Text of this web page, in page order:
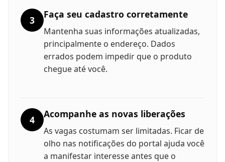
3 Faça seu cadastro corretamente
Mantenha suas informações atualizadas,
principalmente o endereço. Dados
errados podem impedir que o produto
chegue até você.
4 Acompanhe as novas liberações
As vagas costumam ser limitadas. Ficar de
olho nas notificações do portal ajuda você
a manifestar interesse antes que o